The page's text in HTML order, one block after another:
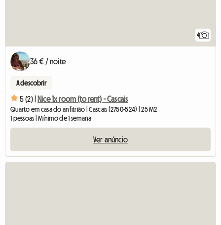
4
36 € / noite
A descobrir
5 (2) | Nice 1x room (to rent) - Cascais
Quarto em casa do anfitrião | Cascais (2750-524) | 25 M2
1 pessoas | Mínimo de 1 semana
Ver anúncio